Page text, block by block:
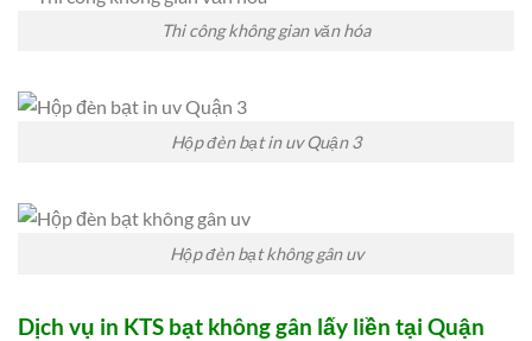
Thi công không gian văn hóa
Hộp đèn bạt in uv Quận 3
Hộp đèn bạt không gân uv
Dịch vụ in KTS bạt không gân lấy liền tại Quận